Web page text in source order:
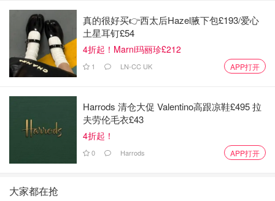
真的很好买👉西太后Hazel腋下包£193/爱心
土星耳钉£54
4折起！Marni玛丽珍£212
1 LN-CC UK APP打开
Harrods 清仓大促 Valentino高跟凉鞋£495 拉
夫劳伦毛衣£43
4折起！
0 Harrods APP打开
大家都在抢